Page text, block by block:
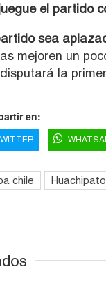
el partido
sea
mejoren un
la
en:
chile Huachipato